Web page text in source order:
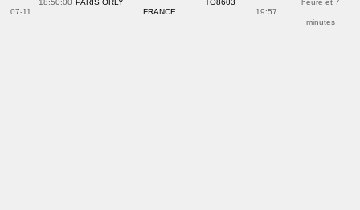
07-11
18:50:00 PARIS ORLY
FRANCE
TO8603
19:57
heure et 7
minutes